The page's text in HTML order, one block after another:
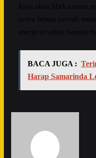
kaya akan SDA namun
justru belum pernah
energi tersebut, karena
BACA JUGA :
Harap Samarinda